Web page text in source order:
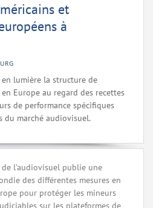
et
à
lumière la structure de
Europe au regard des recettes
de performance spécifiques
du marché audiovisuel.
de l’audiovisuel publie une
des différentes mesures en
pour protéger les mineurs